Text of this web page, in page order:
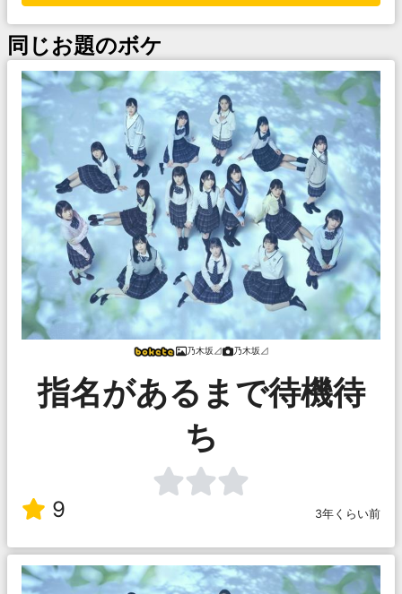
同じお題のボケ
乃木坂⊿ 乃木坂⊿
指名があるまで待機待
ち
9 3年くらい前